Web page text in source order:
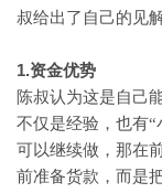
叔给出了自己的见
1.资金优势
陈叔认为这是自己
不仅是经验，也有“
可以继续做，那在
前准备货款，而是